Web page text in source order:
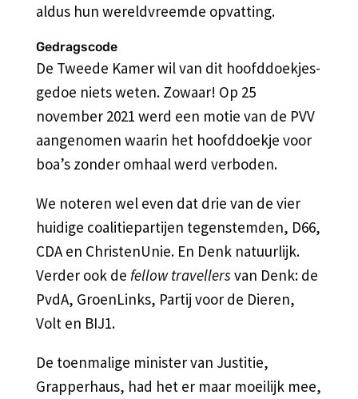
aldus hun wereldvreemde opvatting.
Gedragscode
De Tweede Kamer wil van dit hoofddoekjes-
gedoe niets weten. Zowaar! Op 25
november 2021 werd een motie van de PVV
aangenomen waarin het hoofddoekje voor
boa’s zonder omhaal werd verboden.
We noteren wel even dat drie van de vier
huidige coalitiepartijen tegenstemden, D66,
CDA en ChristenUnie. En Denk natuurlijk.
Verder ook de fellow travellers van Denk: de
PvdA, GroenLinks, Partij voor de Dieren,
Volt en BIJ1.
De toenmalige minister van Justitie,
Grapperhaus, had het er maar moeilijk mee,